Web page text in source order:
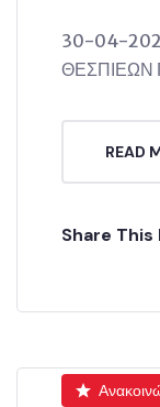
30-04-
ΘΕΣΠΙΕΩΝ
READ
Share This